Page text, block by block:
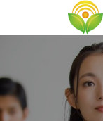
容
ス
キ